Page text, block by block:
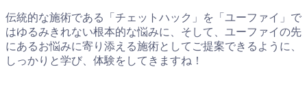
伝統的な施術である「チェットハック」を「ユーファイ」で
はゆるみきれない根本的な悩みに、そして、ユーファイの先
にあるお悩みに寄り添える施術としてご提案できるように、
しっかりと学び、体験をしてきますね！